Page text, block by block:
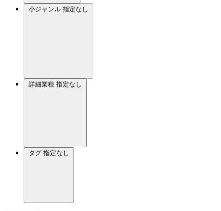
小ジャンル 指定なし
詳細業種 指定なし
タグ 指定なし